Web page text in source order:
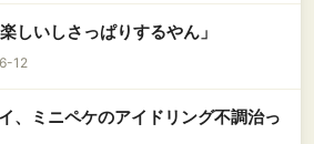
しいしさっぱりするやん」
12
、ミニペケのアイドリング不調治っ